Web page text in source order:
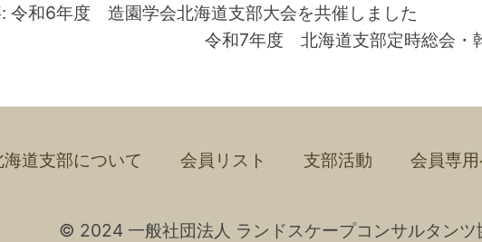
令和6年度 造園学会北海道支部大会を共催しました
令和7年度 北海道支部定時総会・
海道支部について 会員リスト 支部活動 会員専
© 2024 ⼀般社団法⼈ ランドスケープコンサルタンツ